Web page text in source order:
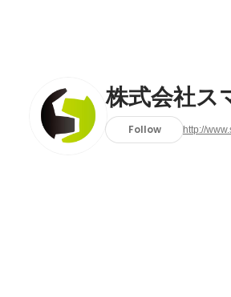
株式会社ス
Follow http://